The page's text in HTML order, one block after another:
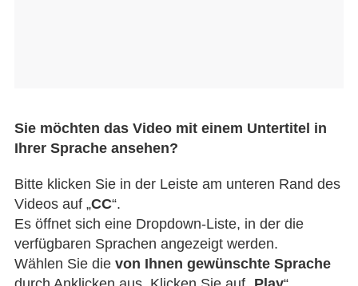
Sie möchten das Video mit einem Untertitel in
Ihrer Sprache ansehen?
Bitte klicken Sie in der Leiste am unteren Rand des
Videos auf „CC“.
Es öffnet sich eine Dropdown-Liste, in der die
verfügbaren Sprachen angezeigt werden.
Wählen Sie die von Ihnen gewünschte Sprache